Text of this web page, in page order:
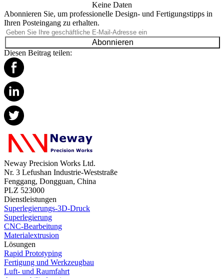
Keine Daten
Abonnieren Sie, um professionelle Design- und Fertigungstipps in
Ihren Posteingang zu erhalten.
Abonnieren
Diesen Beitrag teilen:
Neway Precision Works Ltd.
Nr. 3 Lefushan Industrie-Weststraße
Fenggang, Dongguan, China
PLZ 523000
Dienstleistungen
Superlegierungs-3D-Druck
Superlegierung
CNC-Bearbeitung
Materialextrusion
Lösungen
Rapid Prototyping
Fertigung und Werkzeugbau
Luft- und Raumfahrt